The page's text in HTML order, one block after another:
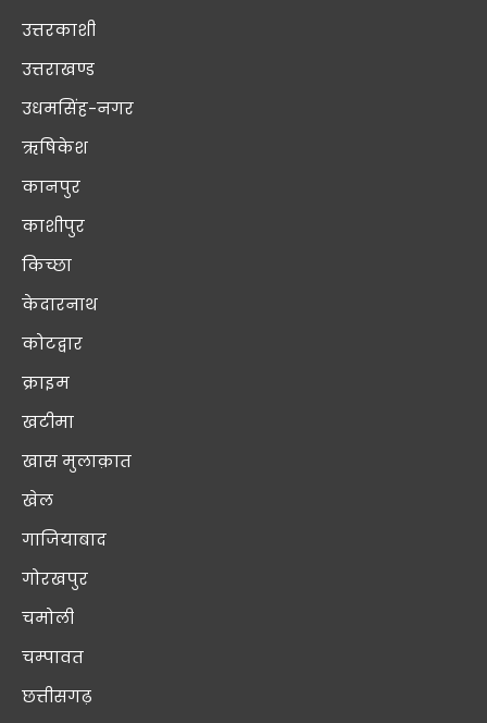
उत्तरकाशी
उत्तराखण्ड
उधमसिंह-नगर
ऋषिकेश
कानपुर
काशीपुर
किच्छा
केदारनाथ
कोटद्वार
क्राइम
खटीमा
खास मुलाक़ात
खेल
गाजियाबाद
गोरखपुर
चमोली
चम्पावत
छत्तीसगढ़